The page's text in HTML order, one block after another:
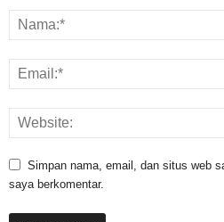
Simpan nama, email, dan situs web
saya berkomentar.